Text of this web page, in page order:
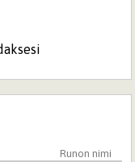
Runon nimi